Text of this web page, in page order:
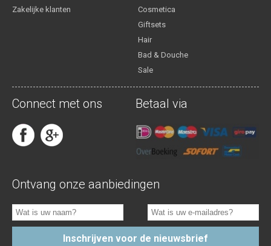
Zakelijke klanten
Cosmetica
Giftsets
Hair
Bad & Douche
Sale
Connect met ons Betaal via
Ontvang onze aanbiedingen